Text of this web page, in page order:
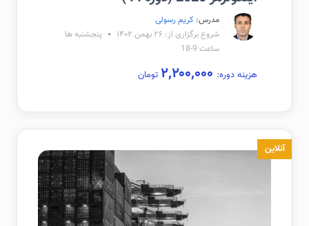
مدرس: کریم رسولی
شروع برگزاری از: ۲۶ بهمن ۱۴۰۲
پنجشنبه ها
ساعت 9-18
هزینه دوره: تومان
آنلاین